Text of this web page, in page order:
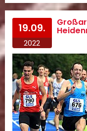
19.09.
2022